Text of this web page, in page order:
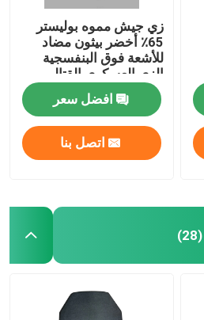
زي جيش مموه بوليستر
65٪ أخضر بيثون مضاد
للأشعة فوق البنفسجية
الزي العسكري القتالي
افضل سعر
اتصل بنا
(28)